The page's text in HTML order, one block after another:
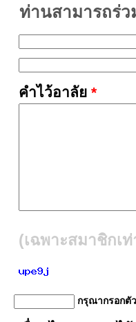
ท่านสามารถร่ว
คำไว้อาลัย *
(เฉพาะสมาชิกเ
กรุณากรอกตั